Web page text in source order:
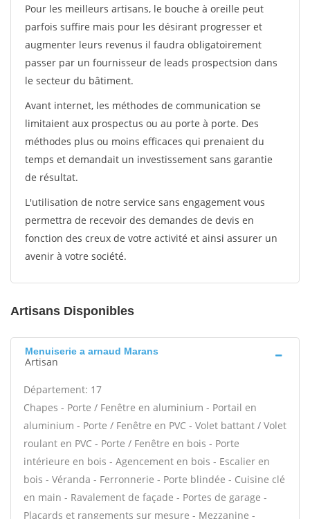
Pour les meilleurs artisans, le bouche à oreille peut
parfois suffire mais pour les désirant progresser et
augmenter leurs revenus il faudra obligatoirement
passer par un fournisseur de leads prospectsion dans
le secteur du bâtiment.
Avant internet, les méthodes de communication se
limitaient aux prospectus ou au porte à porte. Des
méthodes plus ou moins efficaces qui prenaient du
temps et demandait un investissement sans garantie
de résultat.
L'utilisation de notre service sans engagement vous
permettra de recevoir des demandes de devis en
fonction des creux de votre activité et ainsi assurer un
avenir à votre société.
Artisans Disponibles
Menuiserie a arnaud Marans
Artisan
Département: 17
Chapes - Porte / Fenêtre en aluminium - Portail en
aluminium - Porte / Fenêtre en PVC - Volet battant / Volet
roulant en PVC - Porte / Fenêtre en bois - Porte
intérieure en bois - Agencement en bois - Escalier en
bois - Véranda - Ferronnerie - Porte blindée - Cuisine clé
en main - Ravalement de façade - Portes de garage -
Placards et rangements sur mesure - Mezzanine -